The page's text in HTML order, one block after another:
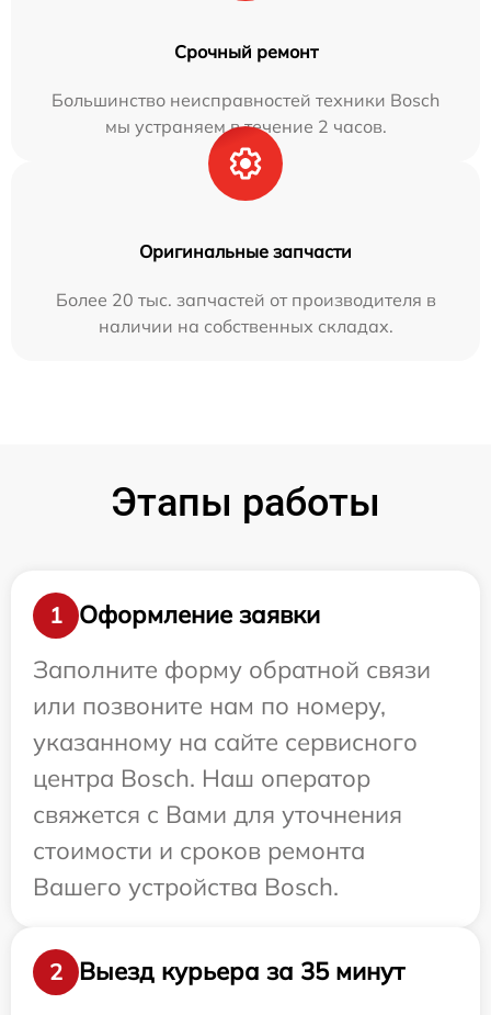
Срочный ремонт
Большинство неисправностей техники Bosch
мы устраняем в течение 2 часов.
Оригинальные запчасти
Более 20 тыс. запчастей от производителя в
наличии на собственных складах.
Этапы работы
1
Оформление заявки
Заполните форму обратной связи
или позвоните нам по номеру,
указанному на сайте сервисного
центра Bosch. Наш оператор
свяжется с Вами для уточнения
стоимости и сроков ремонта
Вашего устройства Bosch.
2
Выезд курьера за 35 минут